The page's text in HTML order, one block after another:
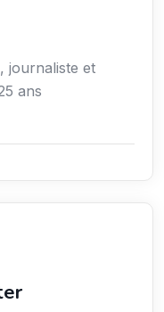
journaliste et
ans